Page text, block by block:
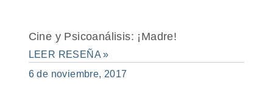
Cine y Psicoanálisis: ¡Madre!
LEER RESEÑA »
6 de noviembre, 2017